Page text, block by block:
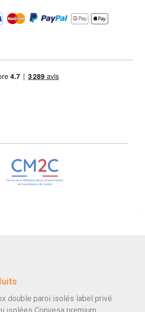
double paroi isolés label privé
isolées Convesa premium